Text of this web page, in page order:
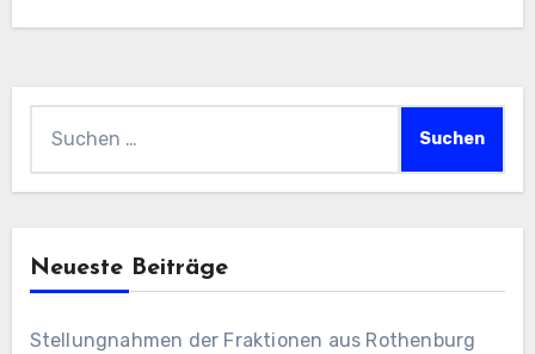
Neueste Beiträge
Stellungnahmen der Fraktionen aus Rothenburg